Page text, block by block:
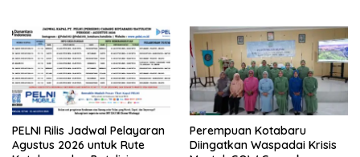
PELNI Rilis Jadwal Pelayaran
Agustus 2026 untuk Rute
Perempuan Kotabaru
Diingatkan Waspadai Krisis